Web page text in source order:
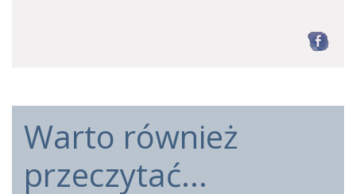
Warto również
przeczytać...